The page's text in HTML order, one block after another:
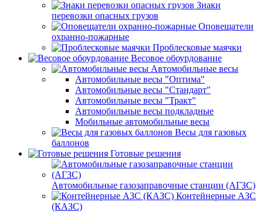
Знаки
перевозки опасных грузов
Оповещатели
охранно-пожарные
Проблесковые маячки
Весовое обоурдование
Автомобильные весы
Автомобильные весы "Оптима"
Автомобильные весы "Стандарт"
Автомобильные весы "Тракт"
Автомобильные весы подкладные
Мобильные автомобильные весы
Весы для газовых
баллонов
Готовые решения
Автомобильные газозаправочные станции (АГЗС)
Контейнерные АЗС
(КАЗС)